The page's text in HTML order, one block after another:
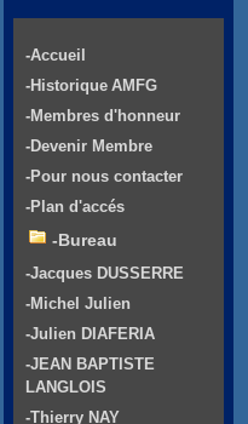
-Accueil
-Historique AMFG
-Membres d'honneur
-Devenir Membre
-Pour nous contacter
-Plan d'accés
-Bureau
-Jacques DUSSERRE
-Michel Julien
-Julien DIAFERIA
-JEAN BAPTISTE
LANGLOIS
-Thierry NAY